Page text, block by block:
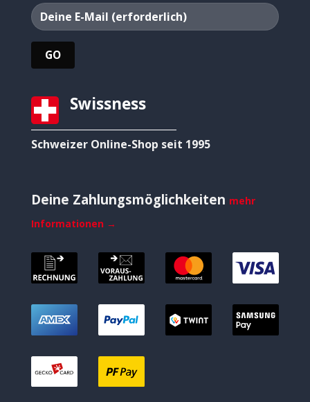
Swissness
Schweizer Online-Shop seit 1995
Deine Zahlungsmöglichkeiten mehr
Informationen →